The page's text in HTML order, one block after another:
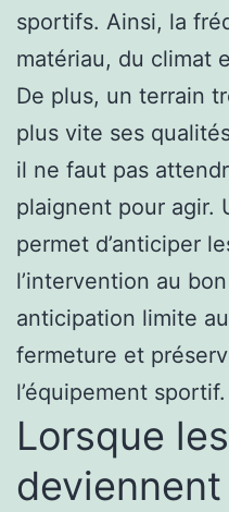
sportifs. Ainsi, la
matériau, du climat
De plus, un terrain
plus vite ses
il ne faut pas
plaignent pour agir.
permet d’anticiper
l’intervention au
anticipation limite
fermeture et
l’équipement sportif.
Lorsque